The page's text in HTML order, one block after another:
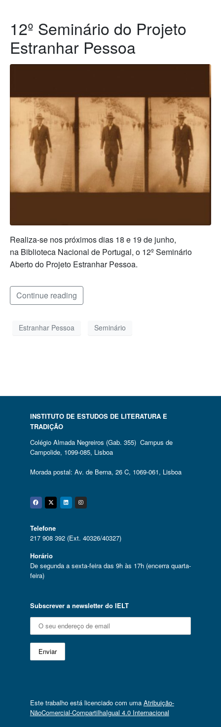
12º Seminário do Projeto
Estranhar Pessoa
Realiza-se nos próximos dias 18 e 19 de junho,
na Biblioteca Nacional de Portugal, o 12º Seminário
Aberto do Projeto Estranhar Pessoa.
Continue reading
Estranhar Pessoa Seminário
INSTITUTO DE ESTUDOS DE LITERATURA E
TRADIÇÃO
Colégio Almada Negreiros (Gab. 355) Campus de
Campolide, 1099-085, Lisboa
Morada postal: Av. de Berna, 26 C, 1069-061, Lisboa
Facebook
Twitter
Linkedin
Instagram
Telefone
217 908 392 (Ext. 40326/40327)
Horário
De segunda a sexta-feira das 9h às 17h (encerra quarta-
feira)
Subscrever a newsletter do IELT
Este trabalho está licenciado com uma Atribuição-
NãoComercial-CompartilhaIgual 4.0 Internacional